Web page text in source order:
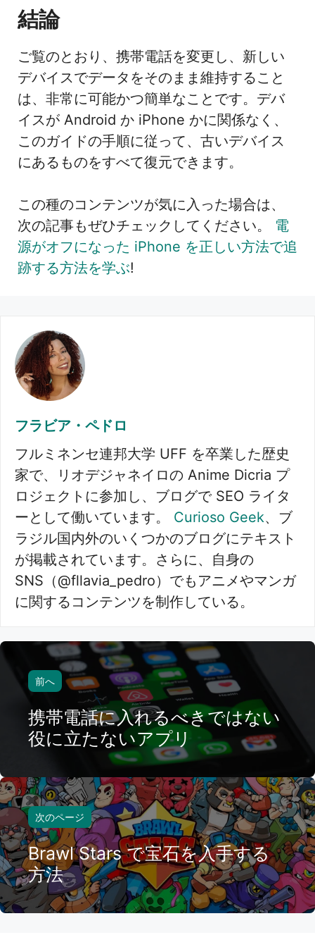
結論
ご覧のとおり、携帯電話を変更し、新しい
デバイスでデータをそのまま維持すること
は、非常に可能かつ簡単なことです。デバ
イスが Android か iPhone かに関係なく、
このガイドの手順に従って、古いデバイス
にあるものをすべて復元できます。
この種のコンテンツが気に入った場合は、
次の記事もぜひチェックしてください。 電
源がオフになった iPhone を正しい方法で追
跡する方法を学ぶ!
フラビア・ペドロ
フルミネンセ連邦大学 UFF を卒業した歴史
家で、リオデジャネイロの Anime Dicria プ
ロジェクトに参加し、ブログで SEO ライタ
ーとして働いています。 Curioso Geek、ブ
ラジル国内外のいくつかのブログにテキスト
が掲載されています。さらに、自身の
SNS（@fllavia_pedro）でもアニメやマンガ
に関するコンテンツを制作している。
前へ
携帯電話に入れるべきではない
役に立たないアプリ
次のページ
Brawl Stars で宝石を入手する
方法